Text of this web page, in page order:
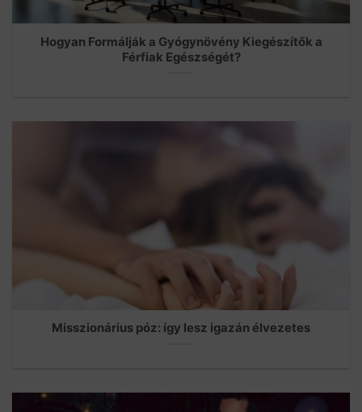
Hogyan Formálják a Gyógynövény Kiegészítők a
Férfiak Egészségét?
Misszionárius póz: így lesz igazán élvezetes